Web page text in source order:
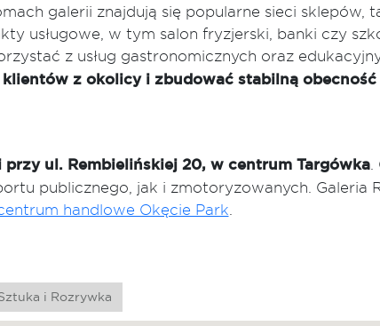
galerii znajdują się popularne sieci sklepów,
usługowe, w tym salon fryzjerski, banki czy
z usług gastronomicznych oraz
z okolicy i zbudować stabilną
ul. Rembielińskiej 20, w centrum Targówka.
publicznego, jak i zmotoryzowanych. Galeria
handlowe Okęcie Park
i Rozrywka